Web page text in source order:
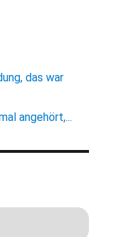
das war
angehört,...